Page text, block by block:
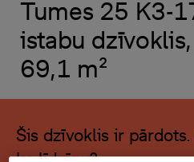
Tumes 25 K3-
istabu
69,1 m²
Šis dzīvoklis ir